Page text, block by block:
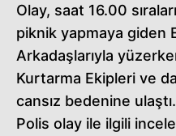
Olay, saat 16.00
piknik yapmaya giden
Arkadaşlarıyla
Kurtarma Ekipleri ve
cansız bedenine ulaştı.
Polis olay ile ilgili